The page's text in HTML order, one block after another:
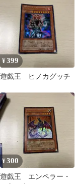
¥399
遊戯王 ヒノカグッチ
¥300
遊戯王 エンペラー・